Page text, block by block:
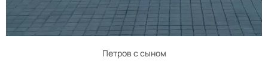
Петров с сыном